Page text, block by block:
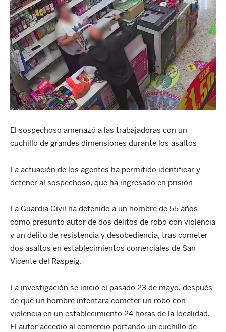
El sospechoso amenazó a las trabajadoras con un
cuchillo de grandes dimensiones durante los asaltos
La actuación de los agentes ha permitido identificar y
detener al sospechoso, que ha ingresado en prisión
La Guardia Civil ha detenido a un hombre de 55 años
como presunto autor de dos delitos de robo con violencia
y un delito de resistencia y desobediencia, tras cometer
dos asaltos en establecimientos comerciales de San
Vicente del Raspeig.
La investigación se inició el pasado 23 de mayo, después
de que un hombre intentara cometer un robo con
violencia en un establecimiento 24 horas de la localidad.
El autor accedió al comercio portando un cuchillo de